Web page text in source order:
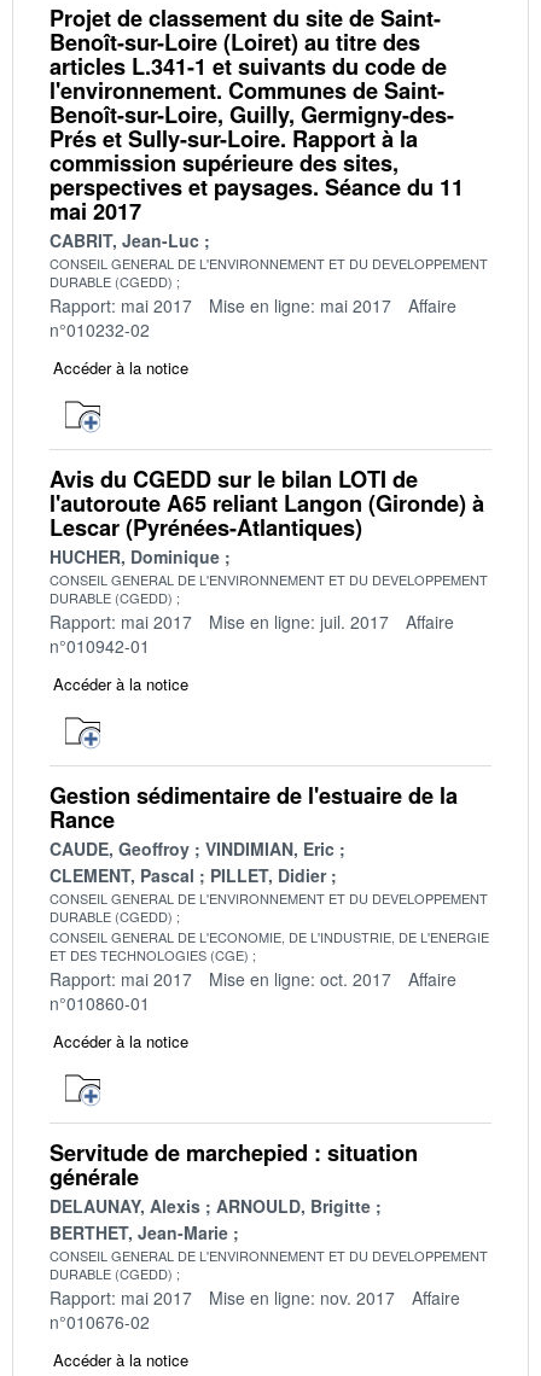
Projet de classement du site de Saint-
Benoît-sur-Loire (Loiret) au titre des
articles L.341-1 et suivants du code de
l'environnement. Communes de Saint-
Benoît-sur-Loire, Guilly, Germigny-des-
Prés et Sully-sur-Loire. Rapport à la
commission supérieure des sites,
perspectives et paysages. Séance du 11
mai 2017
CABRIT, Jean-Luc
CONSEIL GENERAL DE L'ENVIRONNEMENT ET DU DEVELOPPEMENT
DURABLE (CGEDD)
Rapport: mai 2017 Mise en ligne: mai 2017
Affaire
n°010232-02
Accéder à la notice
Avis du CGEDD sur le bilan LOTI de
l'autoroute A65 reliant Langon (Gironde) à
Lescar (Pyrénées-Atlantiques)
HUCHER, Dominique
CONSEIL GENERAL DE L'ENVIRONNEMENT ET DU DEVELOPPEMENT
DURABLE (CGEDD)
Rapport: mai 2017 Mise en ligne: juil. 2017
Affaire
n°010942-01
Accéder à la notice
Gestion sédimentaire de l'estuaire de la
Rance
CAUDE, Geoffroy
VINDIMIAN, Eric
CLEMENT, Pascal
PILLET, Didier
CONSEIL GENERAL DE L'ENVIRONNEMENT ET DU DEVELOPPEMENT
DURABLE (CGEDD)
CONSEIL GENERAL DE L'ECONOMIE, DE L'INDUSTRIE, DE L'ENERGIE
ET DES TECHNOLOGIES (CGE)
Rapport: mai 2017 Mise en ligne: oct. 2017
Affaire
n°010860-01
Accéder à la notice
Servitude de marchepied : situation
générale
DELAUNAY, Alexis
ARNOULD, Brigitte
BERTHET, Jean-Marie
CONSEIL GENERAL DE L'ENVIRONNEMENT ET DU DEVELOPPEMENT
DURABLE (CGEDD)
Rapport: mai 2017 Mise en ligne: nov. 2017
Affaire
n°010676-02
Accéder à la notice